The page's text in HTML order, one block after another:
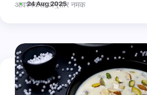
आवश्यकता अनुसार नमक
1/2 टमाटर
10 काले जैतून
1/2 छोटा चम्मच काली मिर्च
2 बड़े चम्मच ताजी क्रीम
24 Aug 2025